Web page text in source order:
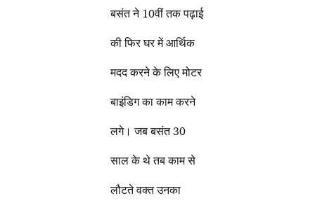
बसंत ने 10वीं तक पढ़ाई
की फिर घर में आर्थिक
मदद करने के लिए मोटर
बाइंडिग का काम करने
लगे। जब बसंत 30
साल के थे तब काम से
लौटते वक्त उनका